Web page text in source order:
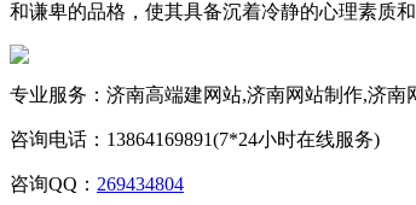
和谦卑的品格，使其具备沉着冷静的心理素质
专业服务：济南高端建网站,济南网站制作,济南
咨询电话：13864169891(7*24小时在线服务)
咨询QQ： 269434804